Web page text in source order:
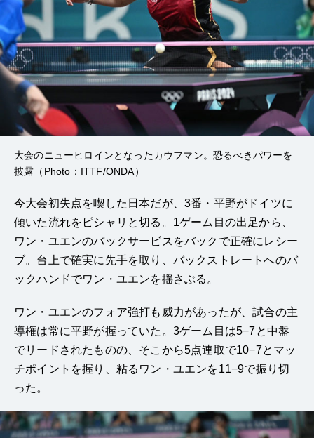
大会のニューヒロインとなったカウフマン。恐るべきパワーを
披露（Photo：ITTF/ONDA）
今大会初失点を喫した日本だが、3番・平野がドイツに
傾いた流れをピシャリと切る。1ゲーム目の出足から、
ワン・ユエンのバックサービスをバックで正確にレシー
ブ。台上で確実に先手を取り、バックストレートへのバ
ックハンドでワン・ユエンを揺さぶる。
ワン・ユエンのフォア強打も威力があったが、試合の主
導権は常に平野が握っていた。3ゲーム目は5−7と中盤
でリードされたものの、そこから5点連取で10−7とマッ
チポイントを握り、粘るワン・ユエンを11−9で振り切
った。